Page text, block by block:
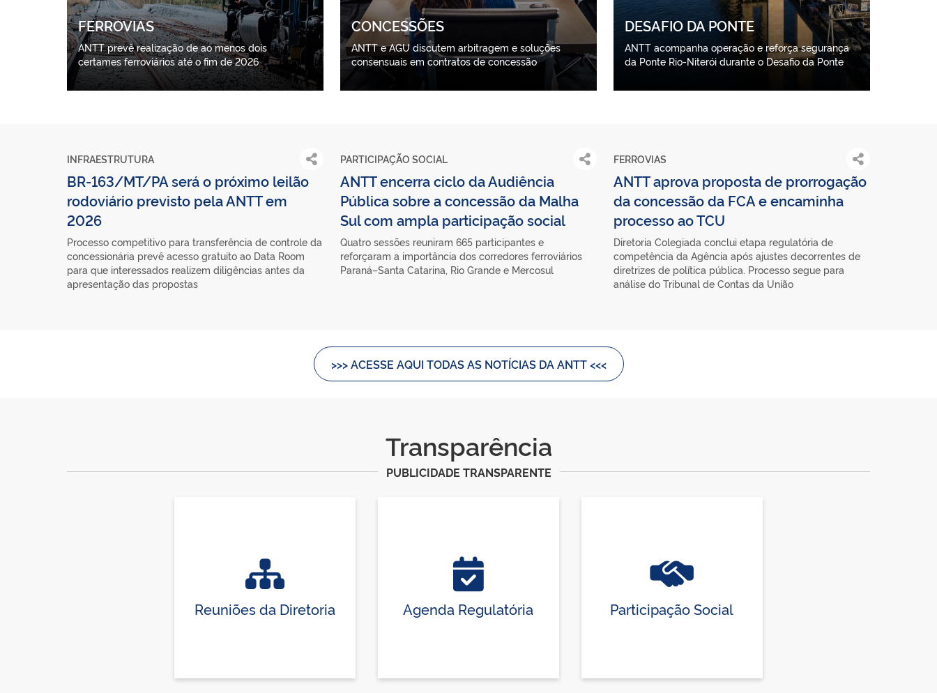
FERROVIAS
ANTT prevê realização de ao menos dois
certames ferroviários até o fim de 2026
CONCESSÕES
ANTT e AGU discutem arbitragem e soluções
consensuais em contratos de concessão
DESAFIO DA PONTE
ANTT acompanha operação e reforça segurança
da Ponte Rio-Niterói durante o Desafio da Ponte
INFRAESTRUTURA
BR-163/MT/PA será o próximo leilão
rodoviário previsto pela ANTT em
2026
Processo competitivo para transferência de controle da
concessionária prevê acesso gratuito ao Data Room
para que interessados realizem diligências antes da
apresentação das propostas
PARTICIPAÇÃO SOCIAL
ANTT encerra ciclo da Audiência
Pública sobre a concessão da Malha
Sul com ampla participação social
Quatro sessões reuniram 665 participantes e
reforçaram a importância dos corredores ferroviários
Paraná–Santa Catarina, Rio Grande e Mercosul
FERROVIAS
ANTT aprova proposta de prorrogação
da concessão da FCA e encaminha
processo ao TCU
Diretoria Colegiada conclui etapa regulatória de
competência da Agência após ajustes decorrentes de
diretrizes de política pública. Processo segue para
análise do Tribunal de Contas da União
>>> ACESSE AQUI TODAS AS NOTÍCIAS DA ANTT <<<
Transparência
PUBLICIDADE TRANSPARENTE
Reuniões da Diretoria Agenda Regulatória Participação Social